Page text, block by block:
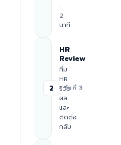
·
2
นาที
2
HR
Review
ทีม
HR
รีวิว
ผล
และ
ติดต่อ
กลับ
≈ วันที่ 3